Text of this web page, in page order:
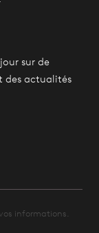
sur de
des actualités
informations.